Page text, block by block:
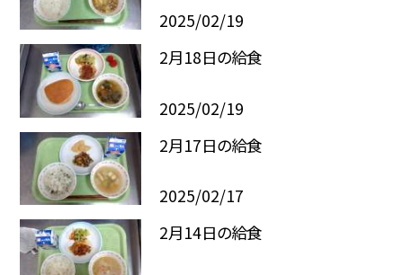
2025/02/19
2月18日の給食
2025/02/19
2月17日の給食
2025/02/17
2月14日の給食